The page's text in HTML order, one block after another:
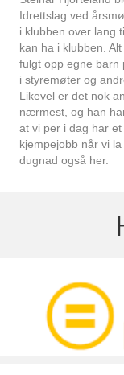
Idrettslag ved
i klubben over lang
kan ha i klubben.
fulgt opp egne barn
i styremøter og
Likevel er det nok
nærmest, og han
at vi per i dag har
kjempejobb når vi
dugnad også her.